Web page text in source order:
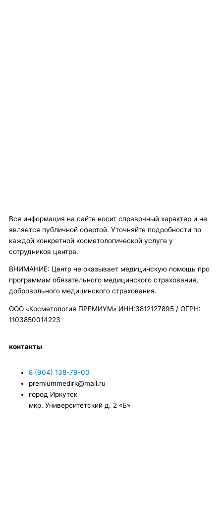
Вся информация на сайте носит справочный характер и не
является публичной офертой. Уточняйте подробности по
каждой конкретной косметологической услуге у
сотрудников центра.
ВНИМАНИЕ: Центр не оказывает медицинскую помощь про
программам обязательного медицинского страхования,
добровольного медицинского страхования.
ООО «Косметология ПРЕМИУМ» ИНН:3812127895 / ОГРН:
1103850014223
контакты
8 (904) 138-79-00
premiummedirk@mail.ru
город Иркутск
мкр. Университетский д. 2 «Б»